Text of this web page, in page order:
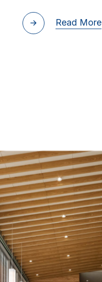
Read More